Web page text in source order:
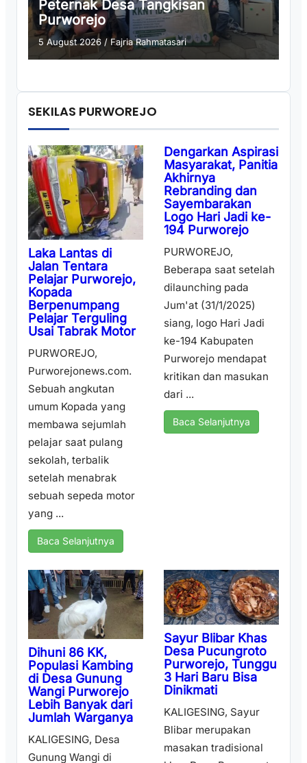
Peternak Desa Tangkisan
Purworejo
5 August 2026 /Fajria Rahmatasari
SEKILAS PURWOREJO
Laka Lantas di
Jalan Tentara
Pelajar Purworejo,
Kopada
Berpenumpang
Pelajar Terguling
Usai Tabrak Motor
PURWOREJO,
Purworejonews.com.
Sebuah angkutan
umum Kopada yang
membawa sejumlah
pelajar saat pulang
sekolah, terbalik
setelah menabrak
sebuah sepeda motor
yang ...
Baca Selanjutnya
Dengarkan Aspirasi
Masyarakat, Panitia
Akhirnya
Rebranding dan
Sayembarakan
Logo Hari Jadi ke-
194 Purworejo
PURWOREJO,
Beberapa saat setelah
dilaunching pada
Jum'at (31/1/2025)
siang, logo Hari Jadi
ke-194 Kabupaten
Purworejo mendapat
kritikan dan masukan
dari ...
Baca Selanjutnya
Dihuni 86 KK,
Populasi Kambing
di Desa Gunung
Wangi Purworejo
Lebih Banyak dari
Jumlah Warganya
KALIGESING, Desa
Gunung Wangi di
Sayur Blibar Khas
Desa Pucungroto
Purworejo, Tunggu
3 Hari Baru Bisa
Dinikmati
KALIGESING, Sayur
Blibar merupakan
masakan tradisional